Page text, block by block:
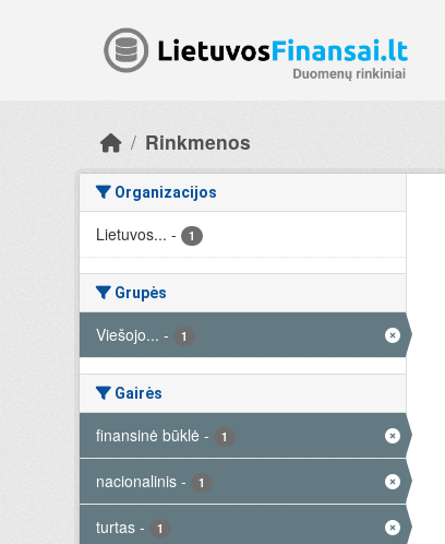
Rinkmenos
Organizacijos
Lietuvos... - 1
Grupės
Viešojo... - 1
Gairės
finansinė būklė - 1
nacionalinis - 1
turtas - 1